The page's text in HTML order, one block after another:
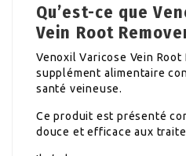
Qu’est-ce que
Vein Root
Venoxil Varicose Vein Root
supplément alimentaire
santé veineuse.
Ce produit est présenté
douce et efficace aux